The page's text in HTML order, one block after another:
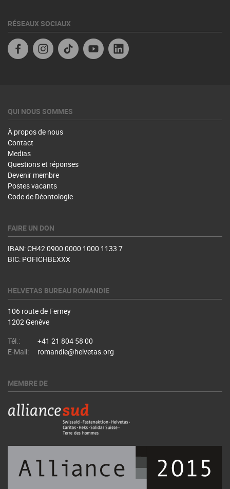
RÉSEAUX SOCIAUX
FacebookInstagramTikTok YouTube
QUI NOUS SOMMES
À propos de nous
Contact
Medias
Questions et réponses
Devenir membre
Postes vacants
Code de Déontologie
FAIRE UN DON
IBAN: CH42 0900 0000 1000 1133 7
BIC: POFICHBEXXX
HELVETAS BUREAU ROMANDIE
106 route de Ferney
1202 Genève
Tél.:
+41 21 804 58 00
E-Mail:
romandie@helvetas.org
MEMBRE DE